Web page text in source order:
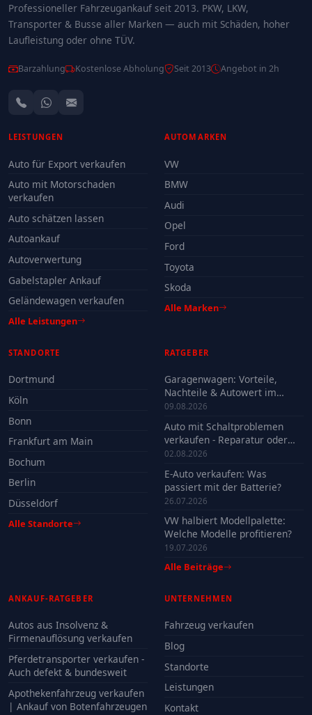
Professioneller Fahrzeugankauf seit 2013. PKW, LKW,
Transporter & Busse aller Marken — auch mit Schäden, hoher
Laufleistung oder ohne TÜV.
Barzahlung Kostenlose Abholung Seit 2013 Angebot in 2h
LEISTUNGEN
Auto für Export verkaufen
Auto mit Motorschaden
verkaufen
Auto schätzen lassen
Autoankauf
Autoverwertung
Gabelstapler Ankauf
Geländewagen verkaufen
Alle Leistungen
AUTOMARKEN
VW
BMW
Audi
Opel
Ford
Toyota
Skoda
Alle Marken
STANDORTE
Dortmund
Köln
Bonn
Frankfurt am Main
Bochum
Berlin
Düsseldorf
Alle Standorte
RATGEBER
Garagenwagen: Vorteile,
Nachteile & Autowert im
Check
09.08.2026
Auto mit Schaltproblemen
verkaufen - Reparatur oder
Verkauf?
02.08.2026
E-Auto verkaufen: Was
passiert mit der Batterie?
26.07.2026
VW halbiert Modellpalette:
Welche Modelle profitieren?
19.07.2026
Alle Beiträge
ANKAUF-RATGEBER
Autos aus Insolvenz &
Firmenauflösung verkaufen
Pferdetransporter verkaufen -
Auch defekt & bundesweit
Apothekenfahrzeug verkaufen
| Ankauf von Botenfahrzeugen
UNTERNEHMEN
Fahrzeug verkaufen
Blog
Standorte
Leistungen
Kontakt